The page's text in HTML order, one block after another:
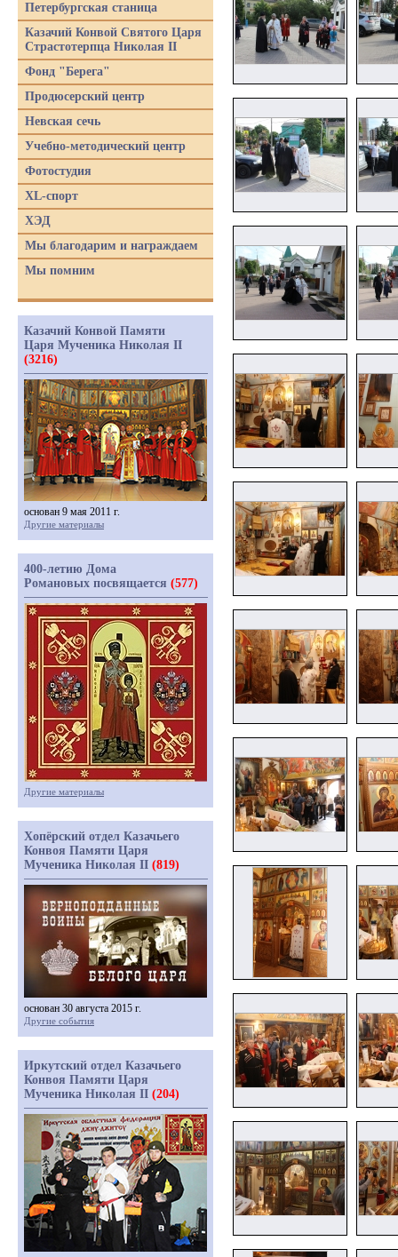
Петербургская станица
Казачий Конвой Святого Царя
Страстотерпца Николая II
Фонд "Берега"
Продюсерский центр
Невская сечь
Учебно-методический центр
Фотостудия
XL-спорт
ХЭД
Мы благодарим и награждаем
Мы помним
Казачий Конвой Памяти
Царя Мученика Николая II
(3216)
основан 9 мая 2011 г.
Другие материалы
400-летию Дома
Романовых посвящается (577)
Другие материалы
Хопёрский отдел Казачьего
Конвоя Памяти Царя
Мученика Николая II (819)
основан 30 августа 2015 г.
Другие события
Иркутский отдел Казачьего
Конвоя Памяти Царя
Мученика Николая II (204)